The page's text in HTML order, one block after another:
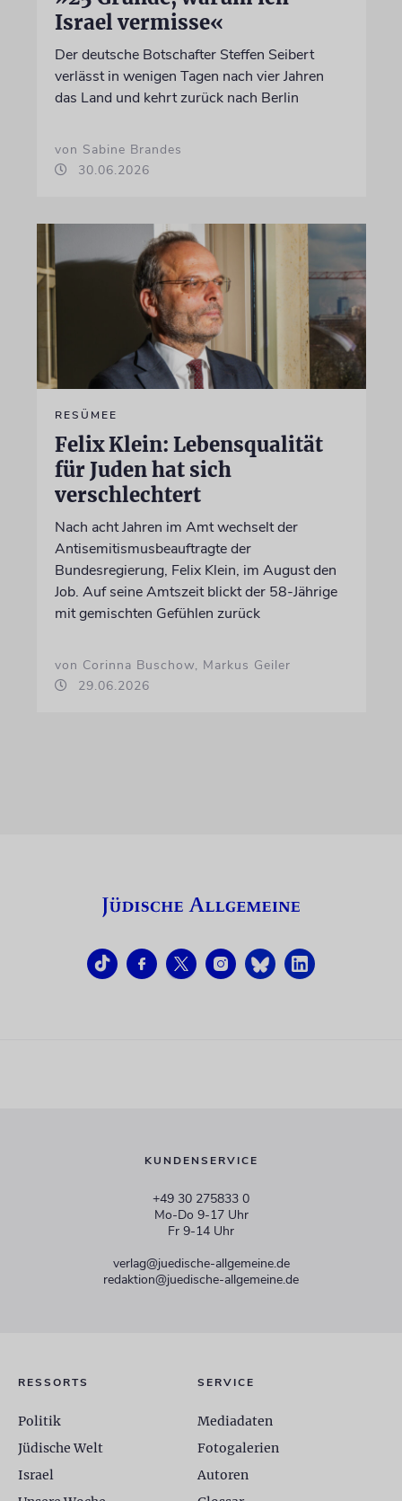
Israel vermisse«
Der deutsche Botschafter Steffen Seibert
verlässt in wenigen Tagen nach vier Jahren
das Land und kehrt zurück nach Berlin
von Sabine Brandes
30.06.2026
RESÜMEE
Felix Klein: Lebensqualität
für Juden hat sich
verschlechtert
Nach acht Jahren im Amt wechselt der
Antisemitismusbeauftragte der
Bundesregierung, Felix Klein, im August den
Job. Auf seine Amtszeit blickt der 58-Jährige
mit gemischten Gefühlen zurück
von Corinna Buschow, Markus Geiler
29.06.2026
KUNDENSERVICE
+49 30 275833 0
Mo-Do 9-17 Uhr
Fr 9-14 Uhr
verlag@juedische-allgemeine.de
redaktion@juedische-allgemeine.de
RESSORTS
Politik
Jüdische Welt
Israel
SERVICE
Mediadaten
Fotogalerien
Autoren